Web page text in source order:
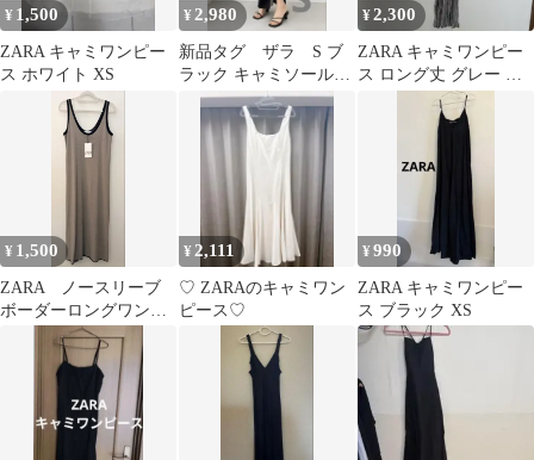
¥ 1,500
ZARA キャミワンピー
ス ホワイト XS
¥2,980
新品タグ ザラ S ブ
ラック キャミソールサ
テンワンピース ロング
¥2,300
ZARA キャミワンピー
ス ロング丈 グレー M
新品未使用 タグ付き
¥ 1,500
ZARA ノースリーブ
ボーダーロングワンピ
ース タグ付き新品未
¥ 2,111
♡ ZARAのキャミワン
ピース♡
¥990
ZARA キャミワンピー
ス ブラック XS